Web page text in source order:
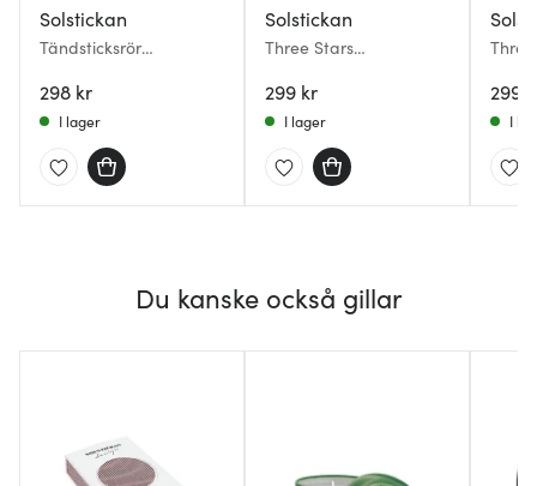
Solstickan
Tändsticksrör
pack Gul & Blå
298 kr
I lager
Solstickan
Three Stars
Svart
299 kr
I lager
Vit
299
I
Du kanske också gillar